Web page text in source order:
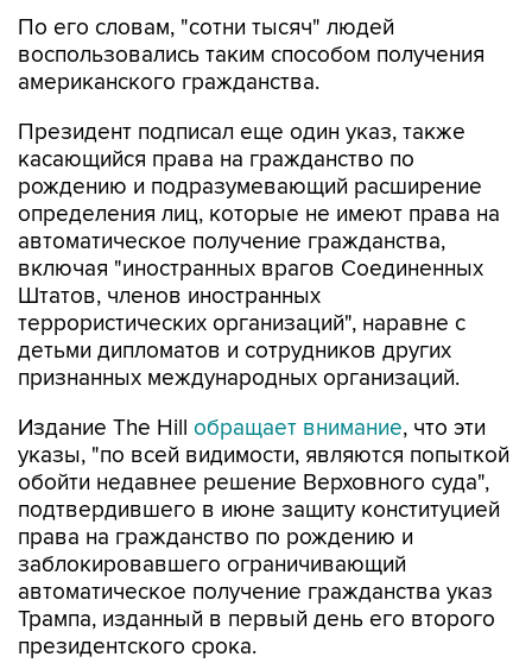
По его словам, "сотни тысяч" людей
воспользовались таким способом получения
американского гражданства.
Президент подписал еще один указ, также
касающийся права на гражданство по
рождению и подразумевающий расширение
определения лиц, которые не имеют права на
автоматическое получение гражданства,
включая "иностранных врагов Соединенных
Штатов, членов иностранных
террористических организаций", наравне с
детьми дипломатов и сотрудников других
признанных международных организаций.
Издание The Hill обращает внимание, что эти
указы, "по всей видимости, являются попыткой
обойти недавнее решение Верховного суда",
подтвердившего в июне защиту конституцией
права на гражданство по рождению и
заблокировавшего ограничивающий
автоматическое получение гражданства указ
Трампа, изданный в первый день его второго
президентского срока.